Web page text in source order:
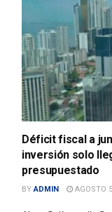
Déficit fiscal a
inversión solo
presupuestado
BY ADMIN AGOSTO